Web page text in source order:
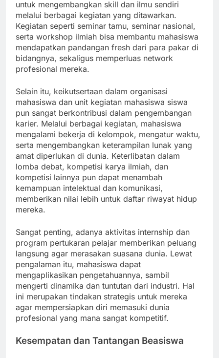
untuk mengembangkan skill dan ilmu sendiri
melalui berbagai kegiatan yang ditawarkan.
Kegiatan seperti seminar tamu, seminar nasional,
serta workshop ilmiah bisa membantu mahasiswa
mendapatkan pandangan fresh dari para pakar di
bidangnya, sekaligus memperluas network
profesional mereka.
Selain itu, keikutsertaan dalam organisasi
mahasiswa dan unit kegiatan mahasiswa siswa
pun sangat berkontribusi dalam pengembangan
karier. Melalui berbagai kegiatan, mahasiswa
mengalami bekerja di kelompok, mengatur waktu,
serta mengembangkan keterampilan lunak yang
amat diperlukan di dunia. Keterlibatan dalam
lomba debat, kompetisi karya ilmiah, dan
kompetisi lainnya pun dapat menambah
kemampuan intelektual dan komunikasi,
memberikan nilai lebih untuk daftar riwayat hidup
mereka.
Sangat penting, adanya aktivitas internship dan
program pertukaran pelajar memberikan peluang
langsung agar merasakan suasana dunia. Lewat
pengalaman itu, mahasiswa dapat
mengaplikasikan pengetahuannya, sambil
mengerti dinamika dan tuntutan dari industri. Hal
ini merupakan tindakan strategis untuk mereka
agar mempersiapkan diri memasuki dunia
profesional yang mana sangat kompetitif.
Kesempatan dan Tantangan Beasiswa